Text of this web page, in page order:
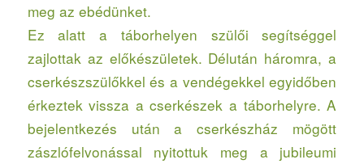
meg az ebédünket.
Ez alatt a táborhelyen szülői segítséggel
zajlottak az előkészületek. Délután háromra, a
cserkészszülőkkel és a vendégekkel egyidőben
érkeztek vissza a cserkészek a táborhelyre. A
bejelentkezés után a cserkészház mögött
zászlófelvonással nyitottuk meg a jubileumi